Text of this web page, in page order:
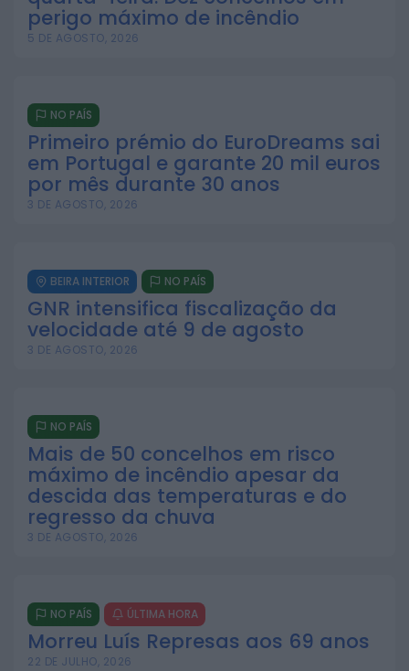
perigo máximo de incêndio
5 DE AGOSTO, 2026
NO PAÍS
Primeiro prémio do EuroDreams sai
em Portugal e garante 20 mil euros
por mês durante 30 anos
3 DE AGOSTO, 2026
BEIRA INTERIOR NO PAÍS
GNR intensifica fiscalização da
velocidade até 9 de agosto
3 DE AGOSTO, 2026
NO PAÍS
Mais de 50 concelhos em risco
máximo de incêndio apesar da
descida das temperaturas e do
regresso da chuva
3 DE AGOSTO, 2026
NO PAÍS ÚLTIMA HORA
Morreu Luís Represas aos 69 anos
22 DE JULHO, 2026